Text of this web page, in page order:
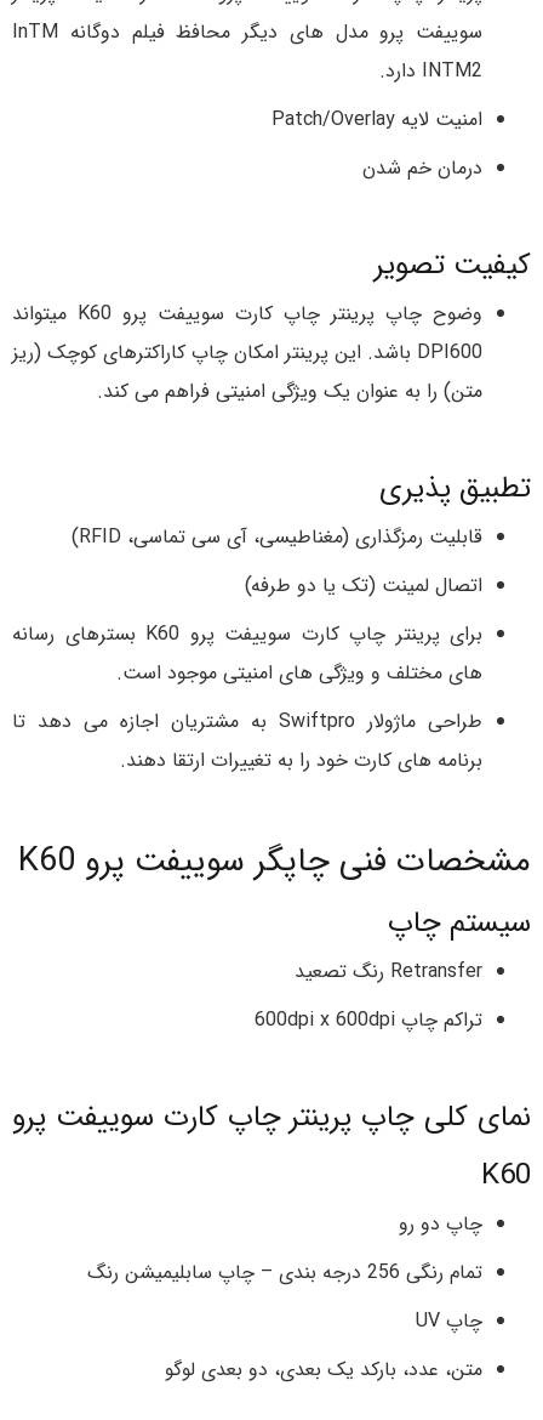
سوییفت پرو مدل های دیگر محافظ فیلم دوگانه InTM
INTM2 دارد.
امنیت لایه Patch/Overlay
درمان خم شدن
کیفیت تصویر
وضوح چاپ پرینتر چاپ کارت سوییفت پرو K60 میتواند
DPI600 باشد. این پرینتر امکان چاپ کاراکترهای کوچک (ریز
متن) را به عنوان یک ویژگی امنیتی فراهم می کند.
تطبیق پذیری
قابلیت رمزگذاری (مغناطیسی، آی سی تماسی، RFID)
اتصال لمینت (تک یا دو طرفه)
برای پرینتر چاپ کارت سوییفت پرو K60 بسترهای رسانه
های مختلف و ویژگی های امنیتی موجود است.
طراحی ماژولار Swiftpro به مشتریان اجازه می دهد تا
برنامه های کارت خود را به تغییرات ارتقا دهند.
مشخصات فنی چاپگر سوییفت پرو K60
سیستم چاپ
Retransfer رنگ تصعید
تراکم چاپ 600dpi x 600dpi
نمای کلی چاپ پرینتر چاپ کارت سوییفت پرو
K60
چاپ دو رو
تمام رنگی 256 درجه بندی – چاپ سابلیمیشن رنگ
چاپ UV
متن، عدد، بارکد یک بعدی، دو بعدی لوگو